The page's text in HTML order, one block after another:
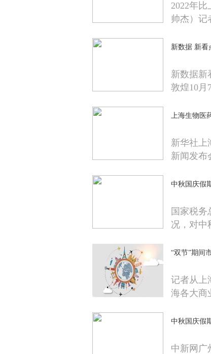
2022年
帅杰）记
新数据 新看
新数据新
敦煌10月
上海生物医
新华社上
新闻发布
中秋国庆假
国家税
况，对中
“双节”期间
记者从上
海各大商
中秋国庆假
中新网广